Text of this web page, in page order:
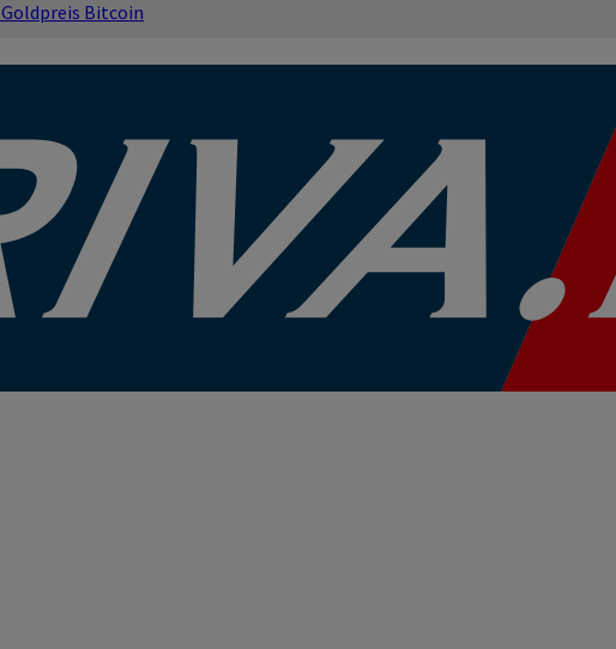
Goldpreis Bitcoin